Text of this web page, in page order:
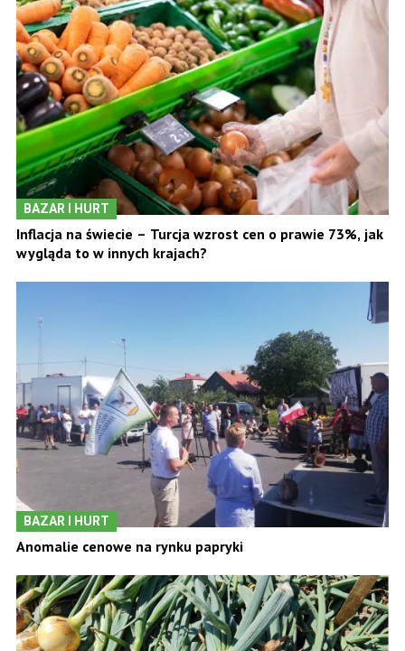
BAZAR I HURT
Inflacja na świecie – Turcja wzrost cen o prawie 73%, jak
wygląda to w innych krajach?
BAZAR I HURT
Anomalie cenowe na rynku papryki